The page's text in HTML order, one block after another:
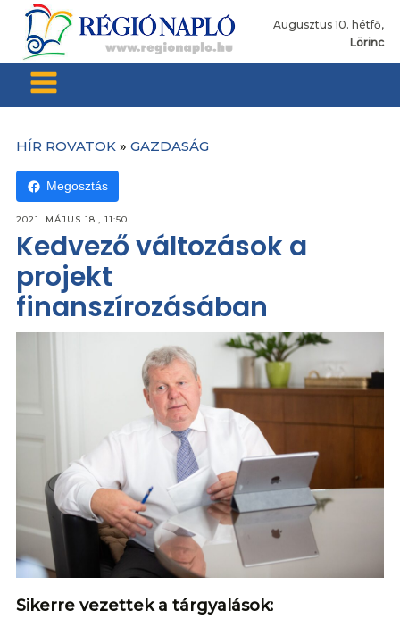
Augusztus 10. hétfő,
Lörinc
HÍR ROVATOK » GAZDASÁG
Megosztás
2021. MÁJUS 18., 11:50
Kedvező változások a
projekt
finanszírozásában
Sikerre vezettek a tárgyalások: